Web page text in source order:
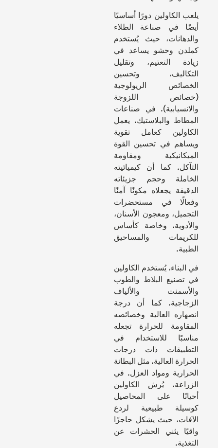
يلعب الكاولين دورًا أساسيًا
أيضًا في صناعة الطلاء
والدهانات، حيث يُستخدم
كملدن وحشو يساعد في
زيادة التعتيم، وتقليل
التكاليف، وتحسين
الخصائص الريولوجية
(خصائص اللزوجة
والانسيابية). في صناعات
المطاط والبلاستيك، يعمل
الكاولين كعامل تقوية
ويساهم في تحسين القوة
الميكانيكية ومقاومة
التآكل. كما أن كيميائيته
الخاملة وحجم جزيئاته
الدقيقة يجعلاه مكونًا آمنًا
وفعالًا في مستحضرات
التجميل، ومعجون الأسنان،
والأدوية، وخاصة كأساس
للكريمات والمساحيق
الطبية.
في البناء، يُستخدم الكاولين
في تصنيع البلاط والطوب
والأسمنت والألياف
الزجاجية. كما أن درجة
انصهاره العالية وخصائصه
المقاومة للحرارة تجعله
مناسبًا للاستخدام في
التطبيقات ذات درجات
الحرارة العالية، مثل البطانة
الحرارية ومواد العزل. في
الزراعة، يُرش الكاولين
أحيانًا على المحاصيل
كوسيلة طبيعية لردع
الآفات، حيث يشكل حاجزًا
واقيًا يثني الحشرات عن
التغذية.